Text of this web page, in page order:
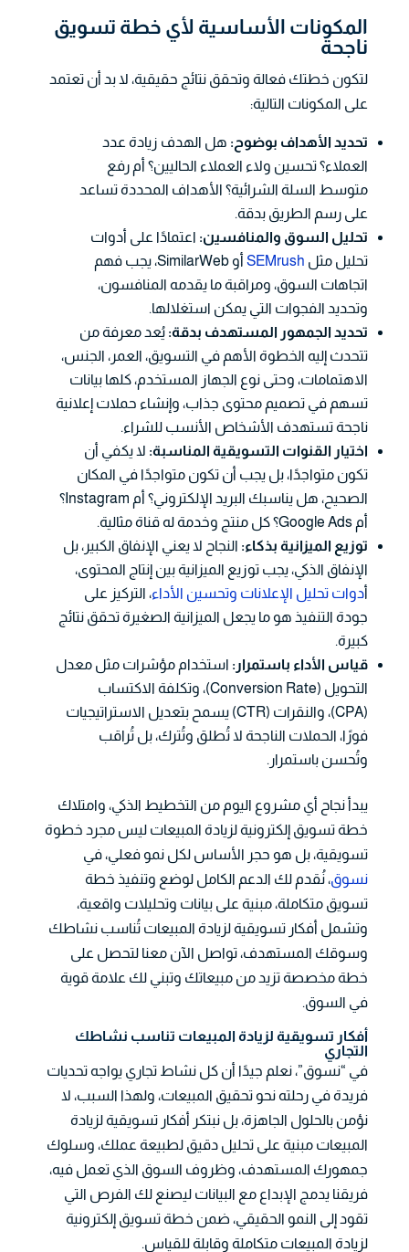
المكونات الأساسية لأي خطة تسويق
ناجحة
لتكون خطتك فعالة وتحقق نتائج حقيقية، لا بد أن تعتمد
على المكونات التالية:
تحديد الأهداف بوضوح: هل الهدف زيادة عدد
العملاء؟ تحسين ولاء العملاء الحاليين؟ أم رفع
متوسط السلة الشرائية؟ الأهداف المحددة تساعد
على رسم الطريق بدقة.
تحليل السوق والمنافسين: اعتمادًا على أدوات
تحليل مثل SEMrush
أو SimilarWeb، يجب فهم
اتجاهات السوق، ومراقبة ما يقدمه المنافسون،
وتحديد الفجوات التي يمكن استغلالها.
تحديد الجمهور المستهدف بدقة: يُعد معرفة من
تتحدث إليه الخطوة الأهم في التسويق، العمر، الجنس،
الاهتمامات، وحتى نوع الجهاز المستخدم، كلها بيانات
تسهم في تصميم محتوى جذاب، وإنشاء حملات إعلانية
ناجحة تستهدف الأشخاص الأنسب للشراء.
اختيار القنوات التسويقية المناسبة: لا يكفي أن
تكون متواجدًا، بل يجب أن تكون متواجدًا في المكان
الصحيح، هل يناسبك البريد الإلكتروني؟ أم Instagram؟
أم Google Ads؟ كل منتج وخدمة له قناة مثالية.
توزيع الميزانية بذكاء: النجاح لا يعني الإنفاق الكبير، بل
الإنفاق الذكي، يجب توزيع الميزانية بين إنتاج المحتوى،
أدوات تحليل الإعلانات وتحسين الأداء، التركيز على
جودة التنفيذ هو ما يجعل الميزانية الصغيرة تحقق نتائج
كبيرة.
قياس الأداء باستمرار: استخدام مؤشرات مثل معدل
التحويل (Conversion Rate)، وتكلفة الاكتساب
(CPA)، والنقرات (CTR) يسمح بتعديل الاستراتيجيات
فورًا، الحملات الناجحة لا تُطلق وتُترك، بل تُراقب
وتُحسن باستمرار.
يبدأ نجاح أي مشروع اليوم من التخطيط الذكي، وامتلاك
خطة تسويق إلكترونية لزيادة المبيعات ليس مجرد خطوة
تسويقية، بل هو حجر الأساس لكل نمو فعلي، في
نسوق، نُقدم لك الدعم الكامل لوضع وتنفيذ خطة
تسويق متكاملة، مبنية على بيانات وتحليلات واقعية،
وتشمل أفكار تسويقية لزيادة المبيعات تُناسب نشاطك
وسوقك المستهدف، تواصل الآن معنا لتحصل على
خطة مخصصة تزيد من مبيعاتك وتبني لك علامة قوية
في السوق.
أفكار تسويقية لزيادة المبيعات تناسب نشاطك
التجاري
في “نسوق”، نعلم جيدًا أن كل نشاط تجاري يواجه تحديات
فريدة في رحلته نحو تحقيق المبيعات، ولهذا السبب، لا
نؤمن بالحلول الجاهزة، بل نبتكر أفكار تسويقية لزيادة
المبيعات مبنية على تحليل دقيق لطبيعة عملك، وسلوك
جمهورك المستهدف، وظروف السوق الذي تعمل فيه،
فريقنا يدمج الإبداع مع البيانات ليصنع لك الفرص التي
تقود إلى النمو الحقيقي، ضمن خطة تسويق إلكترونية
لزيادة المبيعات متكاملة وقابلة للقياس.